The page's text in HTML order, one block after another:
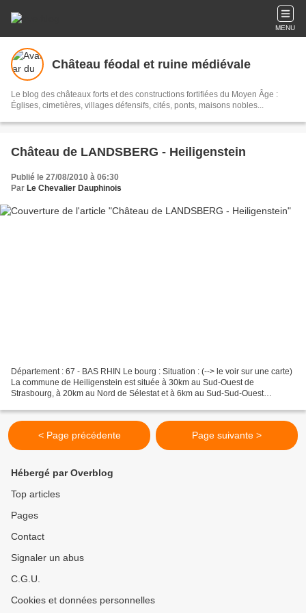
MENU
Château féodal et ruine médiévale
Le blog des châteaux forts et des constructions fortifiées du Moyen Âge :
Églises, cimetières, villages défensifs, cités, ponts, maisons nobles...
Château de LANDSBERG - Heiligenstein
Publié le 27/08/2010 à 06:30
Par Le Chevalier Dauphinois
Département : 67 - BAS RHIN Le bourg : Situation : (--> le voir sur une carte)
La commune de Heiligenstein est située à 30km au Sud-Ouest de
Strasbourg, à 20km au Nord de Sélestat et à 6km au Sud-Sud-Ouest
< Page précédente Page suivante >
Hébergé par Overblog
Top articles
Pages
Contact
Signaler un abus
C.G.U.
Cookies et données personnelles